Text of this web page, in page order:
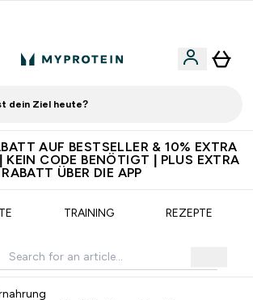
dein Ziel heute?
AUF BESTSELLER & 10% EXTRA
KEIN CODE BENÖTIGT | PLUS EXTRA
RABATT ÜBER DIE APP
TRAINING REZEPTE